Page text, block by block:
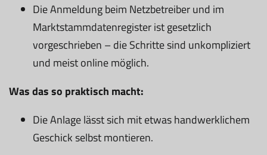
Die Anmeldung beim Netzbetreiber und im
Marktstammdatenregister ist gesetzlich
vorgeschrieben – die Schritte sind unkompliziert
und meist online möglich.
Was das so praktisch macht:
Die Anlage lässt sich mit etwas handwerklichem
Geschick selbst montieren.